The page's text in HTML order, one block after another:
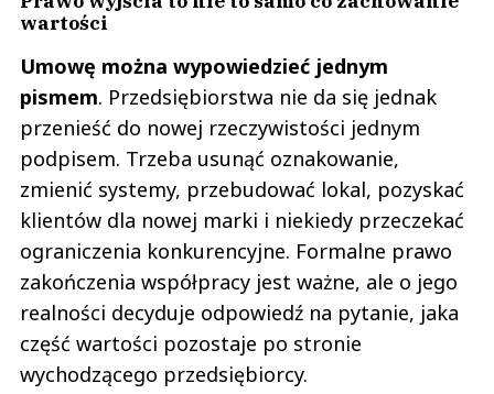
wartości
Umowę można wypowiedzieć jednym
pismem. Przedsiębiorstwa nie da się jednak
przenieść do nowej rzeczywistości jednym
podpisem. Trzeba usunąć oznakowanie,
zmienić systemy, przebudować lokal, pozyskać
klientów dla nowej marki i niekiedy przeczekać
ograniczenia konkurencyjne. Formalne prawo
zakończenia współpracy jest ważne, ale o jego
realności decyduje odpowiedź na pytanie, jaka
część wartości pozostaje po stronie
wychodzącego przedsiębiorcy.